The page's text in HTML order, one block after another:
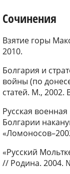
Сочинения
Взятие горы
2010.
Болгария и
войны (по
статей. М., 2002.
Русская
Болгарии
«Русский
// Родина. 2004.